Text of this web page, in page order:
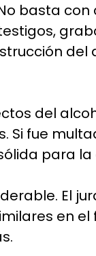
basta
del
Si fue
para
El
en el